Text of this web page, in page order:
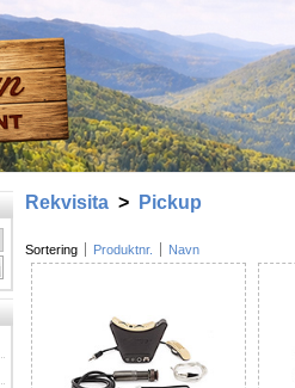
Rekvisita > Pickup
Sortering Produktnr. Navn